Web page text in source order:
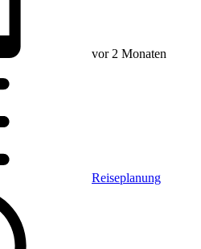
vor 2 Monaten
Reiseplanung